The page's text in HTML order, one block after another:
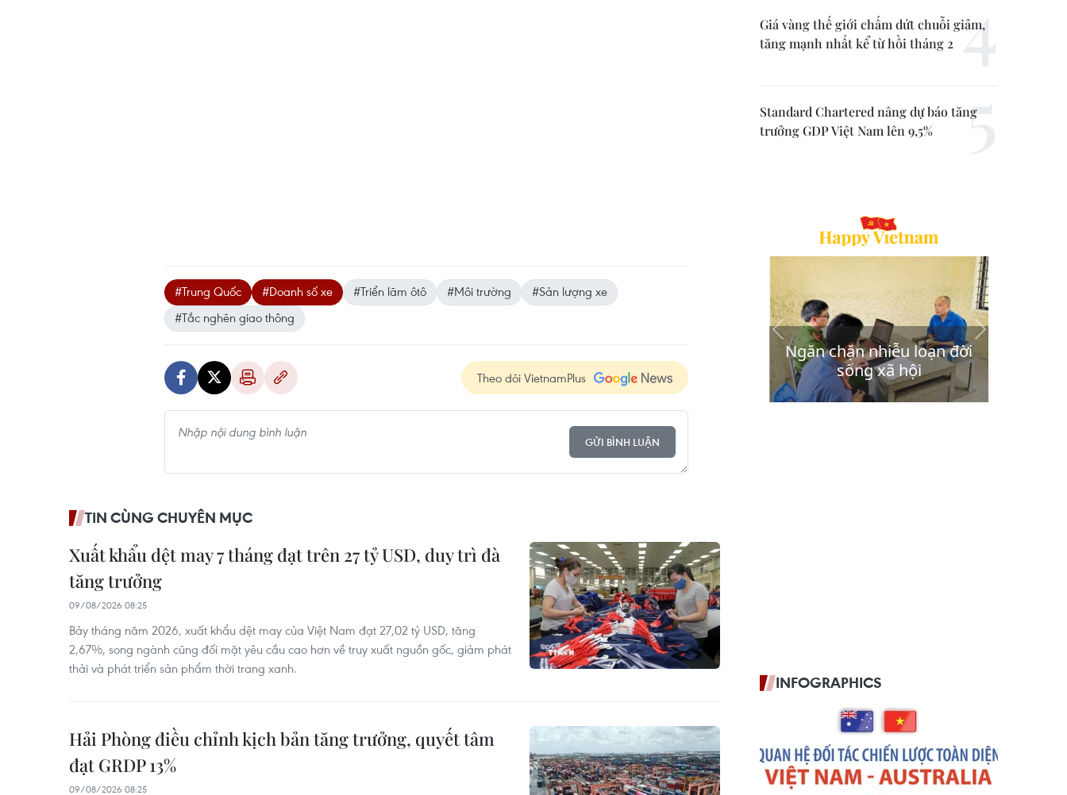
#Trung Quốc #Doanh số xe #Triển lãm ôtô #Môi trường
#Sản lượng xe
#Tắc nghẽn giao thông
Theo dõi VietnamPlus
GỬI BÌNH LUẬN
TIN CÙNG CHUYÊN MỤC
Xuất khẩu dệt may 7 tháng đạt trên 27 tỷ USD, duy trì đà
tăng trưởng
09/08/2026 08:25
Bảy tháng năm 2026, xuất khẩu dệt may của Việt Nam đạt 27,02 tỷ USD, tăng
2,67%, song ngành cũng đối mặt yêu cầu cao hơn về truy xuất nguồn gốc, giảm phát
thải và phát triển sản phẩm thời trang xanh.
Hải Phòng điều chỉnh kịch bản tăng trưởng, quyết tâm
đạt GRDP 13%
09/08/2026 08:25
Giá vàng thế giới chấm dứt chuỗi giảm,
tăng mạnh nhất kể từ hồi tháng 2
Standard Chartered nâng dự báo tăng
trưởng GDP Việt Nam lên 9,5%
INFOGRAPHICS